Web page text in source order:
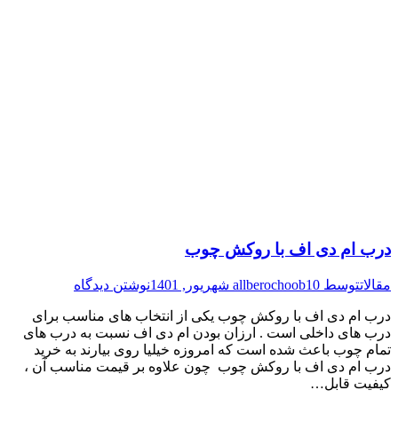
درب ام دی اف با روکش چوب
مقالاتتوسط allberochoob10 شهریور, 1401 نوشتن دیدگاه
درب ام دی اف با روکش چوب یکی از انتخاب های مناسب برای
درب های داخلی است . ارزان بودن ام دی اف نسبت به درب های
تمام چوب باعث شده است که امروزه خیلیا روی بیارند به خرید
درب ام دی اف با روکش چوب چون علاوه بر قیمت مناسب آن ،
کیفیت قابل…